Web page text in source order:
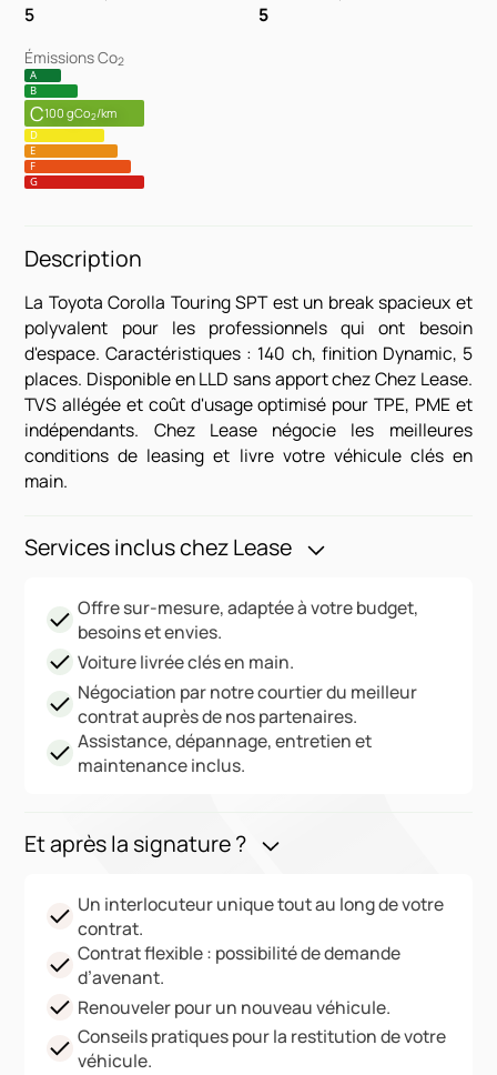
5 5
Émissions Co2
A
B
C100 gCo2/km
D
E
F
G
Description
La Toyota Corolla Touring SPT est un break spacieux et
polyvalent pour les professionnels qui ont besoin
d'espace. Caractéristiques : 140 ch, finition Dynamic, 5
places. Disponible en LLD sans apport chez Chez Lease.
TVS allégée et coût d'usage optimisé pour TPE, PME et
indépendants. Chez Lease négocie les meilleures
conditions de leasing et livre votre véhicule clés en
main.
Services inclus chez Lease
Offre sur-mesure, adaptée à votre budget,
besoins et envies.
Voiture livrée clés en main.
Négociation par notre courtier du meilleur
contrat auprès de nos partenaires.
Assistance, dépannage, entretien et
maintenance inclus.
Et après la signature ?
Un interlocuteur unique tout au long de votre
contrat.
Contrat flexible : possibilité de demande
d’avenant.
Renouveler pour un nouveau véhicule.
Conseils pratiques pour la restitution de votre
véhicule.